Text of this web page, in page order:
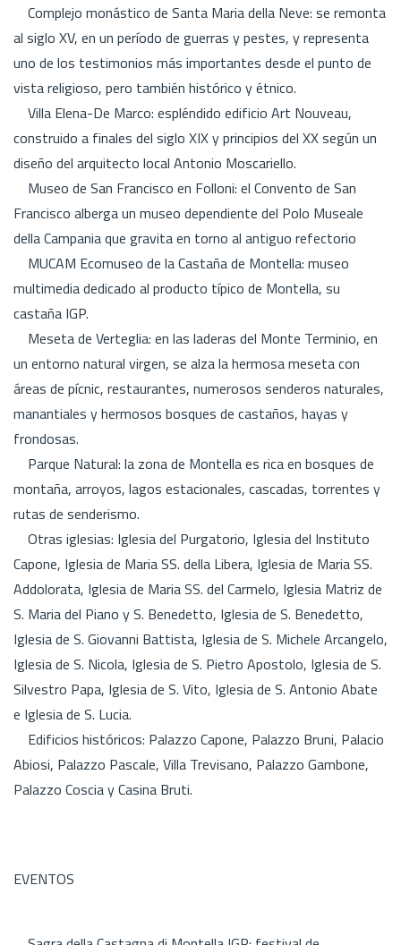
Complejo monástico de Santa Maria della Neve: se remonta
al siglo XV, en un período de guerras y pestes, y representa
uno de los testimonios más importantes desde el punto de
vista religioso, pero también histórico y étnico.
Villa Elena-De Marco: espléndido edificio Art Nouveau,
construido a finales del siglo XIX y principios del XX según un
diseño del arquitecto local Antonio Moscariello.
Museo de San Francisco en Folloni: el Convento de San
Francisco alberga un museo dependiente del Polo Museale
della Campania que gravita en torno al antiguo refectorio
MUCAM Ecomuseo de la Castaña de Montella: museo
multimedia dedicado al producto típico de Montella, su
castaña IGP.
Meseta de Verteglia: en las laderas del Monte Terminio, en
un entorno natural virgen, se alza la hermosa meseta con
áreas de pícnic, restaurantes, numerosos senderos naturales,
manantiales y hermosos bosques de castaños, hayas y
frondosas.
Parque Natural: la zona de Montella es rica en bosques de
montaña, arroyos, lagos estacionales, cascadas, torrentes y
rutas de senderismo.
Otras iglesias: Iglesia del Purgatorio, Iglesia del Instituto
Capone, Iglesia de Maria SS. della Libera, Iglesia de Maria SS.
Addolorata, Iglesia de Maria SS. del Carmelo, Iglesia Matriz de
S. Maria del Piano y S. Benedetto, Iglesia de S. Benedetto,
Iglesia de S. Giovanni Battista, Iglesia de S. Michele Arcangelo,
Iglesia de S. Nicola, Iglesia de S. Pietro Apostolo, Iglesia de S.
Silvestro Papa, Iglesia de S. Vito, Iglesia de S. Antonio Abate
e Iglesia de S. Lucia.
Edificios históricos: Palazzo Capone, Palazzo Bruni, Palacio
Abiosi, Palazzo Pascale, Villa Trevisano, Palazzo Gambone,
Palazzo Coscia y Casina Bruti.
EVENTOS